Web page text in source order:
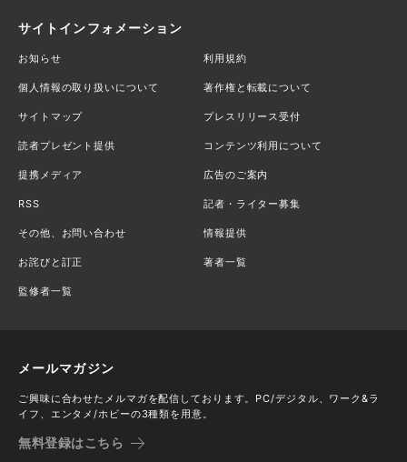
サイトインフォメーション
お知らせ 利用規約
個人情報の取り扱いについて 著作権と転載について
サイトマップ プレスリリース受付
読者プレゼント提供 コンテンツ利用について
提携メディア 広告のご案内
RSS 記者・ライター募集
その他、お問い合わせ 情報提供
お詫びと訂正 著者一覧
監修者一覧
メールマガジン
ご興味に合わせたメルマガを配信しております。PC/デジタル、ワーク&ラ
イフ、エンタメ/ホビーの3種類を用意。
無料登録はこちら